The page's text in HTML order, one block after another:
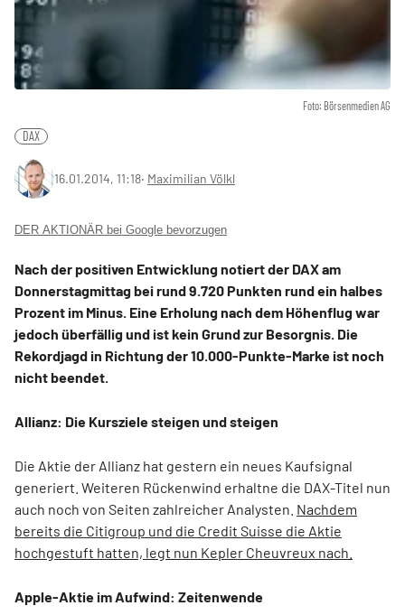
Foto: Börsenmedien AG
DAX
16.01.2014, 11:18‧ Maximilian Völkl
DER AKTIONÄR bei Google bevorzugen
Nach der positiven Entwicklung notiert der DAX am
Donnerstagmittag bei rund 9.720 Punkten rund ein halbes
Prozent im Minus. Eine Erholung nach dem Höhenflug war
jedoch überfällig und ist kein Grund zur Besorgnis. Die
Rekordjagd in Richtung der 10.000-Punkte-Marke ist noch
nicht beendet.
Allianz: Die Kursziele steigen und steigen
Die Aktie der Allianz hat gestern ein neues Kaufsignal
generiert. Weiteren Rückenwind erhaltne die DAX-Titel nun
auch noch von Seiten zahlreicher Analysten. Nachdem
bereits die Citigroup und die Credit Suisse die Aktie
hochgestuft hatten, legt nun Kepler Cheuvreux nach.
Apple-Aktie im Aufwind: Zeitenwende